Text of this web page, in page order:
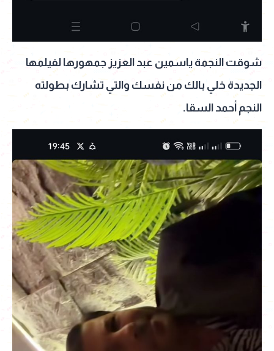
شوقت النجمة ياسمين عبد العزيز جمهورها لفيلمها
الجديدة خلي بالك من نفسك والتي تشارك بطولته
النجم أحمد السقا.